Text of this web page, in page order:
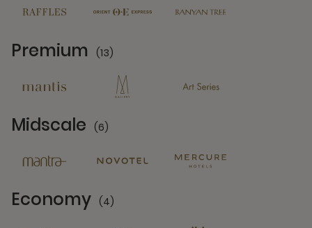
Premium (13)
Midscale (6)
Economy (4)